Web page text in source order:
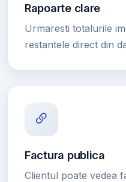
Rapoarte clare
Urmaresti totalurile
restantele direct din
Factura publica
Clientul poate vedea